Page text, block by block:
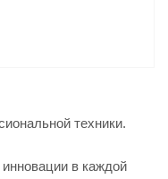
техники.
в каждой